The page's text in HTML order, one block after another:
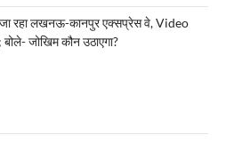
रहा लखनऊ-कानपुर एक्सप्रेस वे, Video
जोखिम कौन उठाएगा?